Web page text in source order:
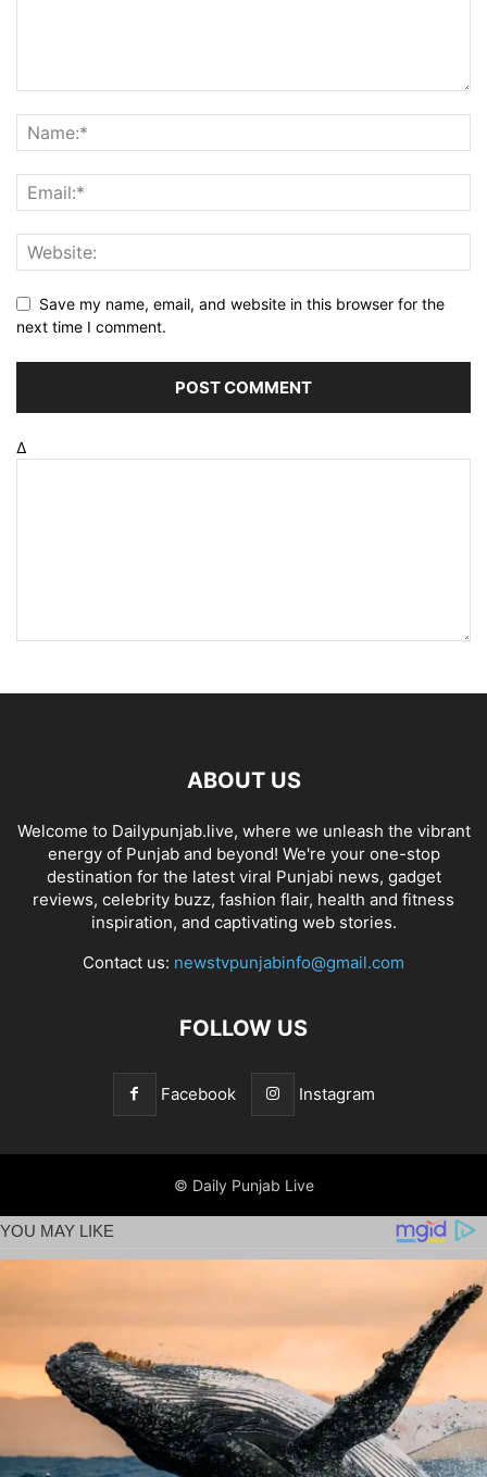
Save my name, email, and website in this browser for the
next time I comment.
Δ
ABOUT US
Welcome to Dailypunjab.live, where we unleash the vibrant
energy of Punjab and beyond! We're your one-stop
destination for the latest viral Punjabi news, gadget
reviews, celebrity buzz, fashion flair, health and fitness
inspiration, and captivating web stories.
Contact us: newstvpunjabinfo@gmail.com
FOLLOW US
Facebook Instagram
© Daily Punjab Live